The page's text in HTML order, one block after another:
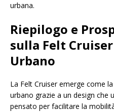
urbana.
Riepilogo e
sulla Felt
Urbano
La Felt Cruiser emerge come
urbano grazie a un design che
pensato per facilitare la